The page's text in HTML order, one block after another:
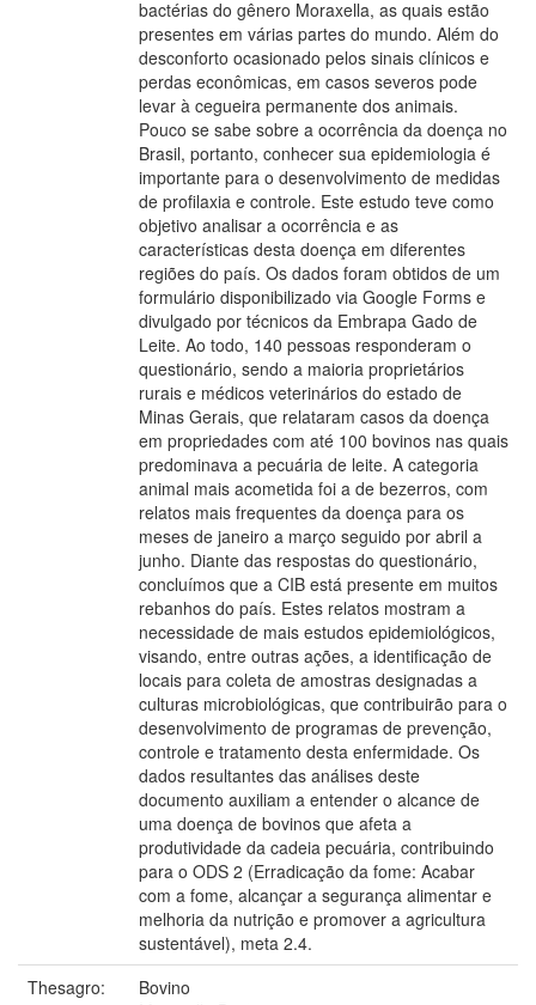
bactérias do gênero Moraxella, as quais estão
presentes em várias partes do mundo. Além do
desconforto ocasionado pelos sinais clínicos e
perdas econômicas, em casos severos pode
levar à cegueira permanente dos animais.
Pouco se sabe sobre a ocorrência da doença no
Brasil, portanto, conhecer sua epidemiologia é
importante para o desenvolvimento de medidas
de profilaxia e controle. Este estudo teve como
objetivo analisar a ocorrência e as
características desta doença em diferentes
regiões do país. Os dados foram obtidos de um
formulário disponibilizado via Google Forms e
divulgado por técnicos da Embrapa Gado de
Leite. Ao todo, 140 pessoas responderam o
questionário, sendo a maioria proprietários
rurais e médicos veterinários do estado de
Minas Gerais, que relataram casos da doença
em propriedades com até 100 bovinos nas quais
predominava a pecuária de leite. A categoria
animal mais acometida foi a de bezerros, com
relatos mais frequentes da doença para os
meses de janeiro a março seguido por abril a
junho. Diante das respostas do questionário,
concluímos que a CIB está presente em muitos
rebanhos do país. Estes relatos mostram a
necessidade de mais estudos epidemiológicos,
visando, entre outras ações, a identificação de
locais para coleta de amostras designadas a
culturas microbiológicas, que contribuirão para o
desenvolvimento de programas de prevenção,
controle e tratamento desta enfermidade. Os
dados resultantes das análises deste
documento auxiliam a entender o alcance de
uma doença de bovinos que afeta a
produtividade da cadeia pecuária, contribuindo
para o ODS 2 (Erradicação da fome: Acabar
com a fome, alcançar a segurança alimentar e
melhoria da nutrição e promover a agricultura
sustentável), meta 2.4.
Thesagro:
Bovino